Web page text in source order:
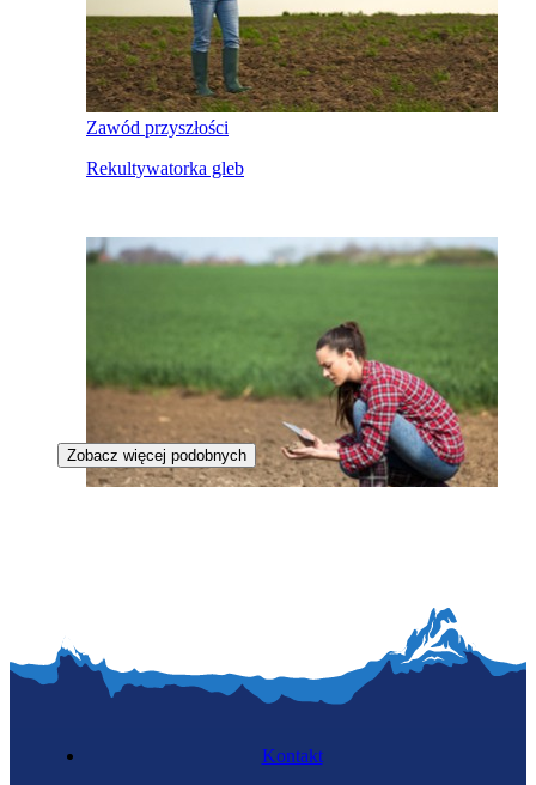
Zawód przyszłości
Rekultywatorka gleb
Zobacz więcej podobnych
Kontakt